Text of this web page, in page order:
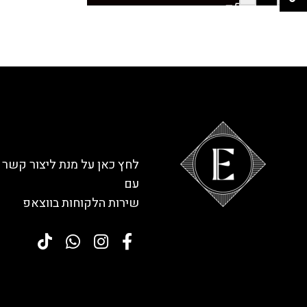
לחץ כאן על מנת ליצור קשר
עם
שירות הלקוחות בווצאפ